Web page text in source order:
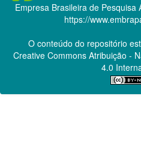
Empresa Brasileira de Pesquisa
https://
O conteúdo do repositório
Creative CommonsAtribuição -
4.0